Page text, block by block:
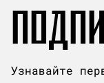
Узнавайте